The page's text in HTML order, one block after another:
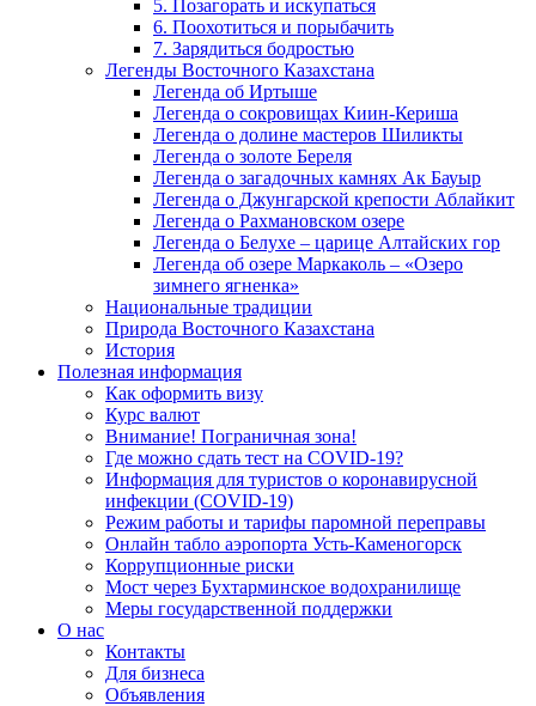
5. Позагорать и искупаться
6. Поохотиться и порыбачить
7. Зарядиться бодростью
Легенды Восточного Казахстана
Легенда об Иртыше
Легенда о сокровищах Киин-Кериша
Легенда о долине мастеров Шиликты
Легенда о золоте Береля
Легенда о загадочных камнях Ак Бауыр
Легенда о Джунгарской крепости Аблайкит
Легенда о Рахмановском озере
Легенда о Белухе – царице Алтайских гор
Легенда об озере Маркаколь – «Озеро
зимнего ягненка»
Национальные традиции
Природа Восточного Казахстана
История
Полезная информация
Как оформить визу
Курс валют
Внимание! Пограничная зона!
Где можно сдать тест на COVID-19?
Информация для туристов о коронавирусной
инфекции (COVID-19)
Режим работы и тарифы паромной переправы
Онлайн табло аэропорта Усть-Каменогорск
Коррупционные риски
Мост через Бухтарминское водохранилище
Меры государственной поддержки
О нас
Контакты
Для бизнеса
Объявления